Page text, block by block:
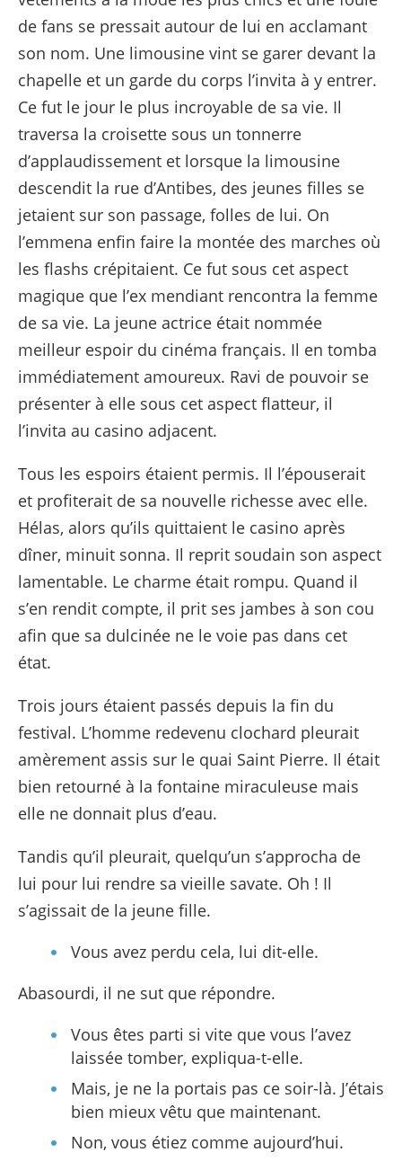
de fans se pressait autour de lui en acclamant
son nom. Une limousine vint se garer devant la
chapelle et un garde du corps l’invita à y entrer.
Ce fut le jour le plus incroyable de sa vie. Il
traversa la croisette sous un tonnerre
d’applaudissement et lorsque la limousine
descendit la rue d’Antibes, des jeunes filles se
jetaient sur son passage, folles de lui. On
l’emmena enfin faire la montée des marches où
les flashs crépitaient. Ce fut sous cet aspect
magique que l’ex mendiant rencontra la femme
de sa vie. La jeune actrice était nommée
meilleur espoir du cinéma français. Il en tomba
immédiatement amoureux. Ravi de pouvoir se
présenter à elle sous cet aspect flatteur, il
l’invita au casino adjacent.
Tous les espoirs étaient permis. Il l’épouserait
et profiterait de sa nouvelle richesse avec elle.
Hélas, alors qu’ils quittaient le casino après
dîner, minuit sonna. Il reprit soudain son aspect
lamentable. Le charme était rompu. Quand il
s’en rendit compte, il prit ses jambes à son cou
afin que sa dulcinée ne le voie pas dans cet
état.
Trois jours étaient passés depuis la fin du
festival. L’homme redevenu clochard pleurait
amèrement assis sur le quai Saint Pierre. Il était
bien retourné à la fontaine miraculeuse mais
elle ne donnait plus d’eau.
Tandis qu’il pleurait, quelqu’un s’approcha de
lui pour lui rendre sa vieille savate. Oh ! Il
s’agissait de la jeune fille.
Vous avez perdu cela, lui dit-elle.
Abasourdi, il ne sut que répondre.
Vous êtes parti si vite que vous l’avez
laissée tomber, expliqua-t-elle.
Mais, je ne la portais pas ce soir-là. J’étais
bien mieux vêtu que maintenant.
Non, vous étiez comme aujourd’hui.